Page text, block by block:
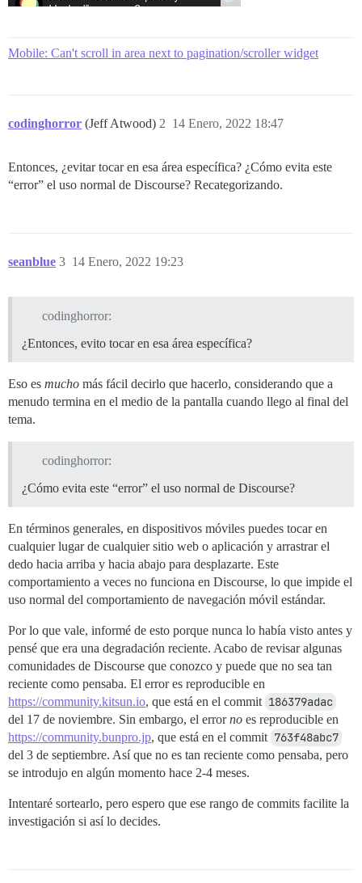
Mobile: Can't scroll in area next to pagination/scroller widget
codinghorror (Jeff Atwood) 14 Enero, 2022 18:47
2
Entonces, ¿evitar tocar en esa área específica? ¿Cómo evita este
“error” el uso normal de Discourse? Recategorizando.
seanblue 14 Enero, 2022 19:23
3
codinghorror:
¿Entonces, evito tocar en esa área específica?
Eso es mucho más fácil decirlo que hacerlo, considerando que a
menudo termina en el medio de la pantalla cuando llego al final del
tema.
codinghorror:
¿Cómo evita este “error” el uso normal de Discourse?
En términos generales, en dispositivos móviles puedes tocar en
cualquier lugar de cualquier sitio web o aplicación y arrastrar el
dedo hacia arriba y hacia abajo para desplazarte. Este
comportamiento a veces no funciona en Discourse, lo que impide el
uso normal del comportamiento de navegación móvil estándar.
Por lo que vale, informé de esto porque nunca lo había visto antes y
pensé que era una degradación reciente. Acabo de revisar algunas
comunidades de Discourse que conozco y puede que no sea tan
reciente como pensaba. El error es reproducible en
https://community.kitsun.io, que está en el commit 186379adac
del 17 de noviembre. Sin embargo, el errorno es reproducible en
https://community.bunpro.jp, que está en el commit 763f48abc7
del 3 de septiembre. Así que no es tan reciente como pensaba, pero
se introdujo en algún momento hace 2-4 meses.
Intentaré sortearlo, pero espero que ese rango de commits facilite la
investigación si así lo decides.